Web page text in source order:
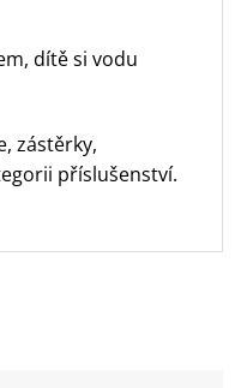
dítě si vodu
zástěrky,
příslušenství.